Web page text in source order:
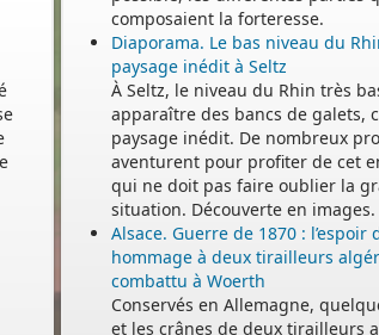
composaient la forteresse.
Diaporama. Le bas niveau du
paysage inédit à Seltz
À Seltz, le niveau du Rhin très
apparaître des bancs de galets,
paysage inédit. De nombreux
aventurent pour profiter de cet
qui ne doit pas faire oublier la
situation. Découverte en images.
Alsace. Guerre de 1870 : l’espoir
hommage à deux tirailleurs
combattu à Woerth
Conservés en Allemagne,
et les crânes de deux tirailleurs